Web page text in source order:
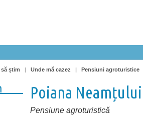
știm | Unde mă cazez | Pensiuni agroturistice
Poiana Neamțului
Pensiune agroturistică